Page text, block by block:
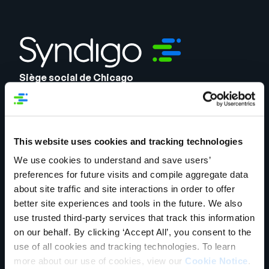
This website uses cookies and tracking technologies
We use cookies to understand and save users’
preferences for future visits and compile aggregate data
about site traffic and site interactions in order to offer
better site experiences and tools in the future. We also
use trusted third-party services that track this information
on our behalf. By clicking ‘Accept All’, you consent to the
use of all cookies and tracking technologies. To learn
more about our use of cookies, view our Cookie Notice.
Contactez notre équipe
commerciale
English
German
Français
Siège social de Chicago
141 W Jackson Blvd.
Suite 1375
Chicago, IL 60604
1720 West Detweiller Drive
Peoria, IL, USA 61615
Contactez notre équipe commerciale
Solutions
Product Experience Cloud
pour les détaillants
Product Experience Cloud
pour les marques
Gestion des données de
Gestion des informations